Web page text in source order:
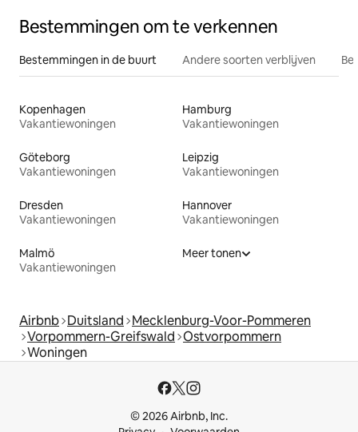
Bestemmingen om te verkennen
Bestemmingen in de buurt Andere soorten verblijven
Kopenhagen
Vakantiewoningen
Hamburg
Vakantiewoningen
Göteborg
Vakantiewoningen
Leipzig
Vakantiewoningen
Dresden
Vakantiewoningen
Hannover
Vakantiewoningen
Malmö
Vakantiewoningen
Meer tonen
Airbnb Duitsland Mecklenburg-Voor-Pommeren
Vorpommern-Greifswald Ostvorpommern
Woningen
© 2026 Airbnb, Inc.